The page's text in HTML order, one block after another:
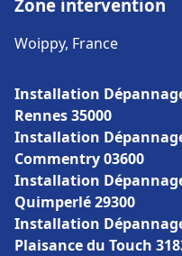
Zone intervention
Woippy, France
Installation
Rennes 35000
Installation
Commentry 03600
Installation
Quimperlé 29300
Installation
Plaisance du Touch